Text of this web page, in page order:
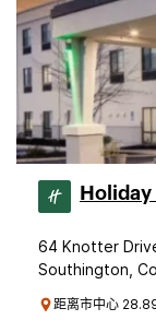
64 Knotter
Southington,
距离市中心